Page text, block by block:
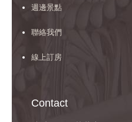
週邊景點
聯絡我們
線上訂房
Contact